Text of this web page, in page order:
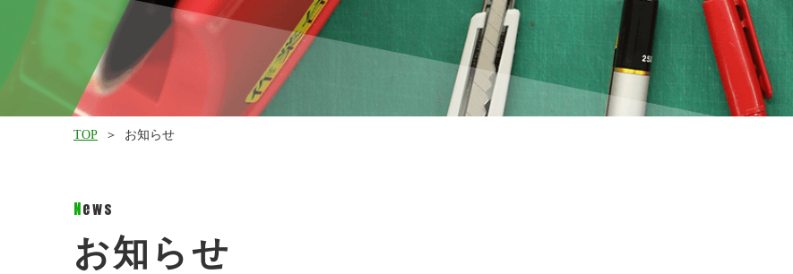
TOP お知らせ
News
お知らせ